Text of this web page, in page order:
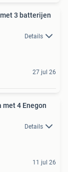
3 batterijen
Details
27 jul 26
met 4 Enegon
Details
11 jul 26